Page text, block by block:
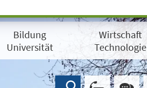
Bildung
Universität
Wirtschaft
Technologie